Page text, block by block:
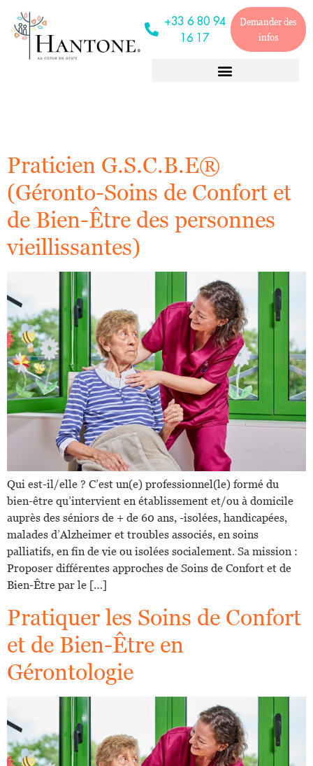
+33 6 80 94
16 17
Demander des
infos
Ville : Marseille
Praticien G.S.C.B.E®
(Géronto-Soins de Confort et
de Bien-Être des personnes
vieillissantes)
Qui est-il/elle ? C’est un(e) professionnel(le) formé du
bien-être qu’intervient en établissement et/ou à domicile
auprès des séniors de + de 60 ans, -isolées, handicapées,
malades d’Alzheimer et troubles associés, en soins
palliatifs, en fin de vie ou isolées socialement. Sa mission :
Proposer différentes approches de Soins de Confort et de
Bien-Être par le […]
Pratiquer les Soins de Confort
et de Bien-Être en
Gérontologie